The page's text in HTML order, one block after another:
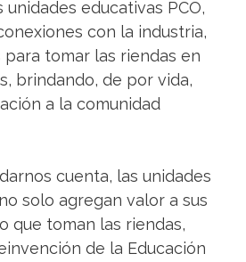
unidades educativas PCO,
con la industria,
tomar las riendas en
brindando, de por vida,
a la comunidad
cuenta, las unidades
solo agregan valor a sus
que toman las riendas,
de la Educación